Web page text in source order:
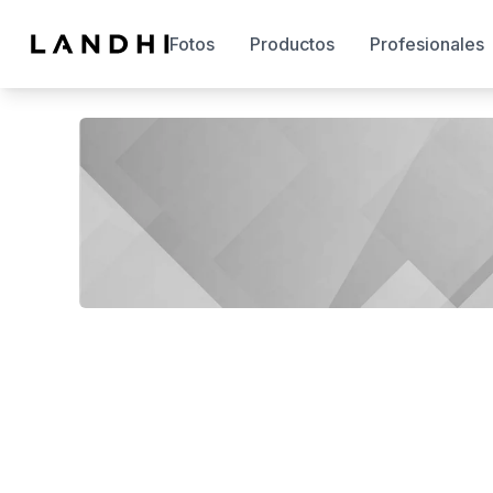
Fotos Productos Profesionales